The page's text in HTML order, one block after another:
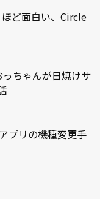
ど面白い、Circle
っちゃんが日焼けサ
プリの機種変更手